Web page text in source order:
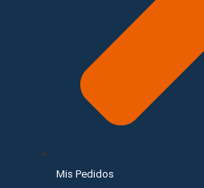
Mis Pedidos